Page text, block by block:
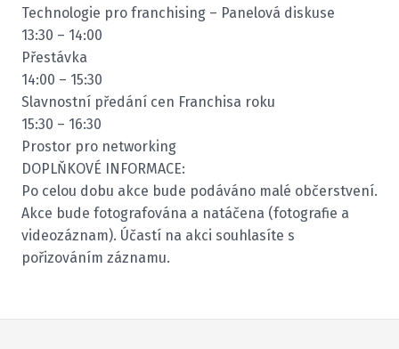
Technologie pro franchising – Panelová diskuse
13:30 – 14:00
Přestávka
14:00 – 15:30
Slavnostní předání cen Franchisa roku
15:30 – 16:30
Prostor pro networking
DOPLŇKOVÉ INFORMACE:
Po celou dobu akce bude podáváno malé občerstvení.
Akce bude fotografována a natáčena (fotografie a
videozáznam). Účastí na akci souhlasíte s
pořizováním záznamu.